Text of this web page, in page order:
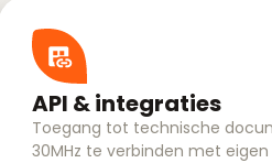
API & integraties
Toegang tot technische
30MHz te verbinden met